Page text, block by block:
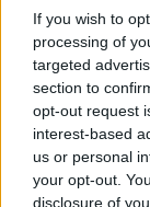
If you wish to
processing of
targeted
section to
opt-out request
interest-based
us or personal
your opt-out.
disclosure of
Diskuse: 10
Velký rok
365 dní